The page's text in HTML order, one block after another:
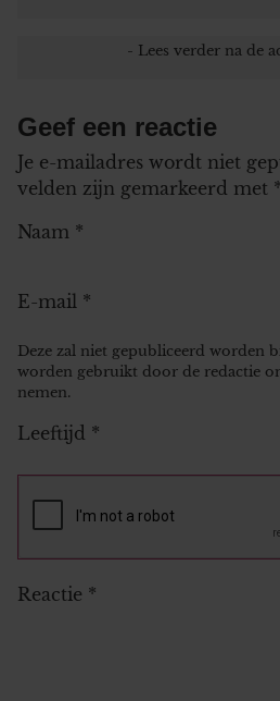
Geef een reactie
Je e-mailadres wordt niet
velden zijn gemarkeerd met *
Naam *
E-mail *
Deze zal niet gepubliceerd worden
worden gebruikt door de redactie
nemen.
Leeftijd *
Reactie *